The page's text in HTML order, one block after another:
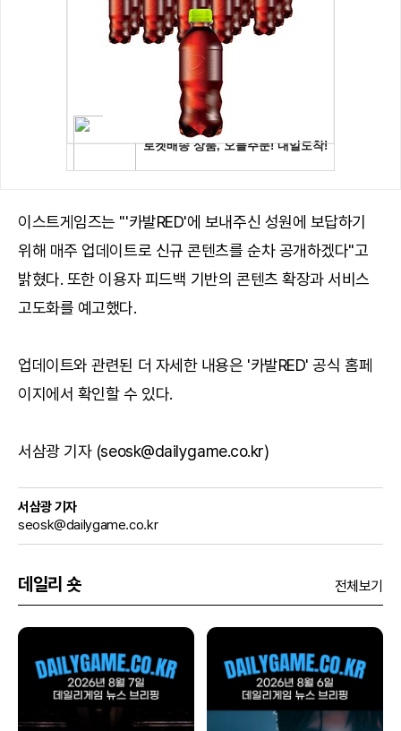
이스트게임즈는 "'카발RED'에 보내주신 성원에 보답하기
위해 매주 업데이트로 신규 콘텐츠를 순차 공개하겠다"고
밝혔다. 또한 이용자 피드백 기반의 콘텐츠 확장과 서비스
고도화를 예고했다.
업데이트와 관련된 더 자세한 내용은 '카발RED'공식 홈페
이지 에서 확인할 수 있다.
서삼광 기자 (seosk@dailygame.co.kr)
서삼광 기자
seosk@dailygame.co.kr
데일리 숏 전체보기